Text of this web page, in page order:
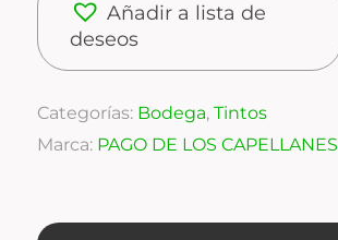
Añadir a lista de
deseos
Categorías: Bodega, Tintos
Marca: PAGO DE LOS CAPELLANES